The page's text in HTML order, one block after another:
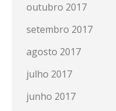
outubro 2017
setembro 2017
agosto 2017
julho 2017
junho 2017